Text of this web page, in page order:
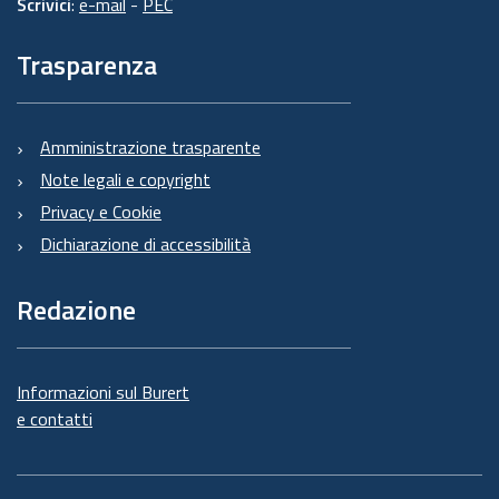
Trasparenza
Amministrazione trasparente
Note legali e copyright
Privacy e Cookie
Dichiarazione di accessibilità
Redazione
Informazioni sul Burert
e contatti